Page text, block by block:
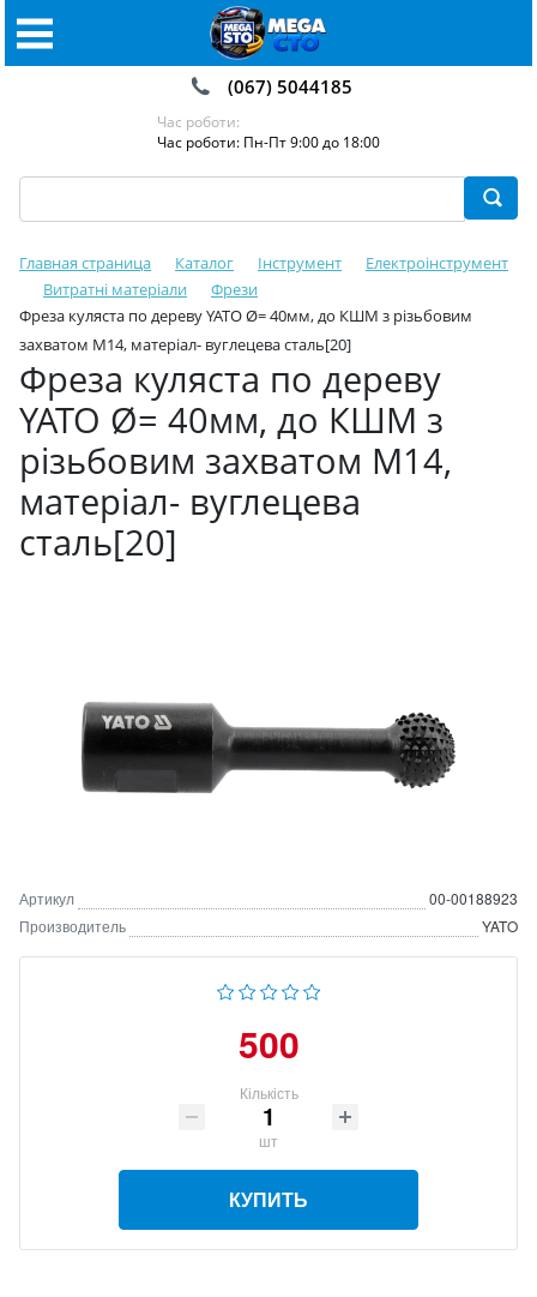
(067) 5044185
Час роботи:
Час роботи: Пн-Пт 9:00 до 18:00
Главная страница Каталог Інструмент
Електроінструмент
Витратні матеріали
Фрези
Фреза куляста по дереву YATO Ø= 40мм, до КШМ з різьбовим
захватом М14, матеріал- вуглецева сталь[20]
Фреза куляста по дереву
YATO Ø= 40мм, до КШМ з
різьбовим захватом М14,
матеріал- вуглецева
сталь[20]
Артикул
00-00188923
Производитель
YATO
500
Кількість
шт
КУПИТЬ